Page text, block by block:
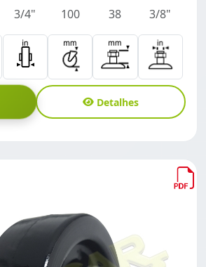
3/4" 100 38 3/8"
Detalhes